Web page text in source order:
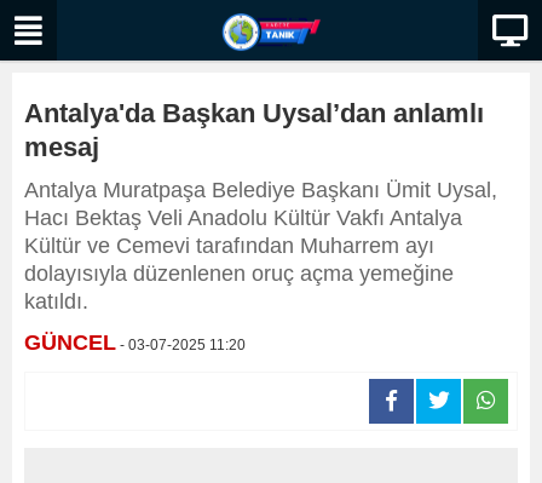
Antalya'da Başkan Uysal’dan anlamlı
mesaj
Antalya Muratpaşa Belediye Başkanı Ümit Uysal,
Hacı Bektaş Veli Anadolu Kültür Vakfı Antalya
Kültür ve Cemevi tarafından Muharrem ayı
dolayısıyla düzenlenen oruç açma yemeğine
katıldı.
GÜNCEL - 03-07-2025 11:20